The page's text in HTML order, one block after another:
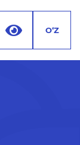
O‘Z